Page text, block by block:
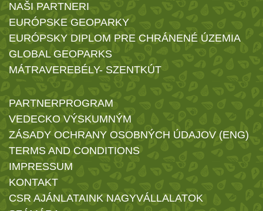
NAŠI PARTNERI
EURÓPSKE GEOPARKY
EURÓPSKY DIPLOM PRE CHRÁNENÉ ÚZEMIA
GLOBAL GEOPARKS
MÁTRAVEREBÉLY- SZENTKÚT
PARTNERPROGRAM
VEDECKO VÝSKUMNÝM
ZÁSADY OCHRANY OSOBNÝCH ÚDAJOV (ENG)
TERMS AND CONDITIONS
IMPRESSUM
KONTAKT
CSR AJÁNLATAINK NAGYVÁLLALATOK